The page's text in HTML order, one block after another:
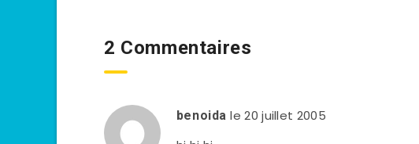
2 Commentaires
benoida le 20 juillet 2005